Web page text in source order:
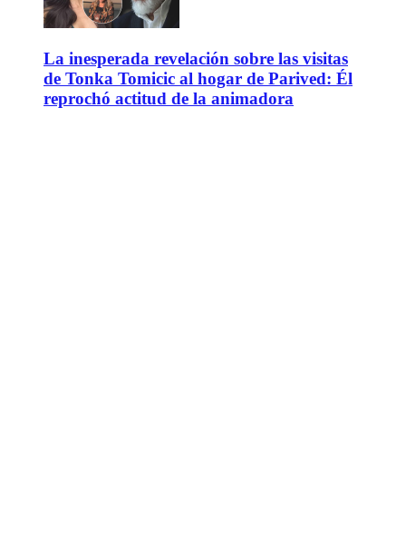
La inesperada revelación sobre las visitas
de Tonka Tomicic al hogar de Parived: Él
reprochó actitud de la animadora